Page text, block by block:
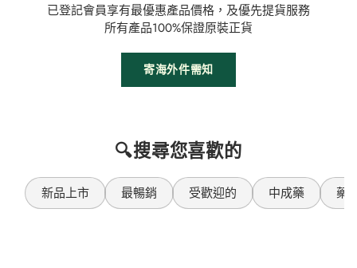
已登記會員享有最優惠產品價格，及優先提貨服務
所有產品100%保證原裝正貨
寄海外件需知
🔍搜尋您喜歡的
新品上市 最暢銷 受歡迎的 中成藥 藥